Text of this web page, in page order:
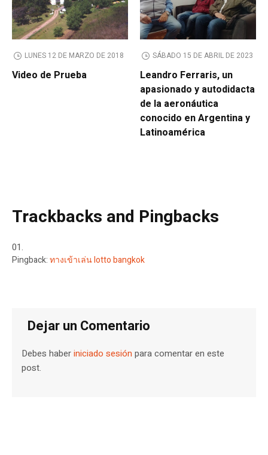
LUNES 12 DE MARZO DE 2018
Video de Prueba
SÁBADO 15 DE ABRIL DE 2023
Leandro Ferraris, un
apasionado y autodidacta
de la aeronáutica
conocido en Argentina y
Latinoamérica
Trackbacks and Pingbacks
Pingback:ทางเข้าเล่น lotto bangkok
Dejar un Comentario
Debes haberiniciado sesión para comentar en este
post.